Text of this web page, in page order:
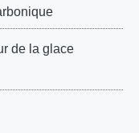
de la glace